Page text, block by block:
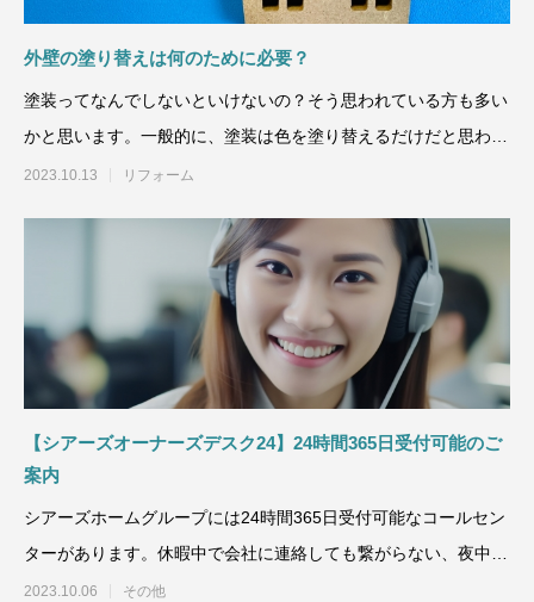
外壁の塗り替えは何のために必要？
塗装ってなんでしないといけないの？そう思われている方も多い
かと思います。一般的に、塗装は色を塗り替えるだけだと思われ
ている方も多い
2023.10.13 リフォーム
【シアーズオーナーズデスク24】24時間365日受付可能のご
案内
シアーズホームグループには24時間365日受付可能なコールセン
ターがあります。休暇中で会社に連絡しても繋がらない、夜中に
家の不具合
2023.10.06 その他